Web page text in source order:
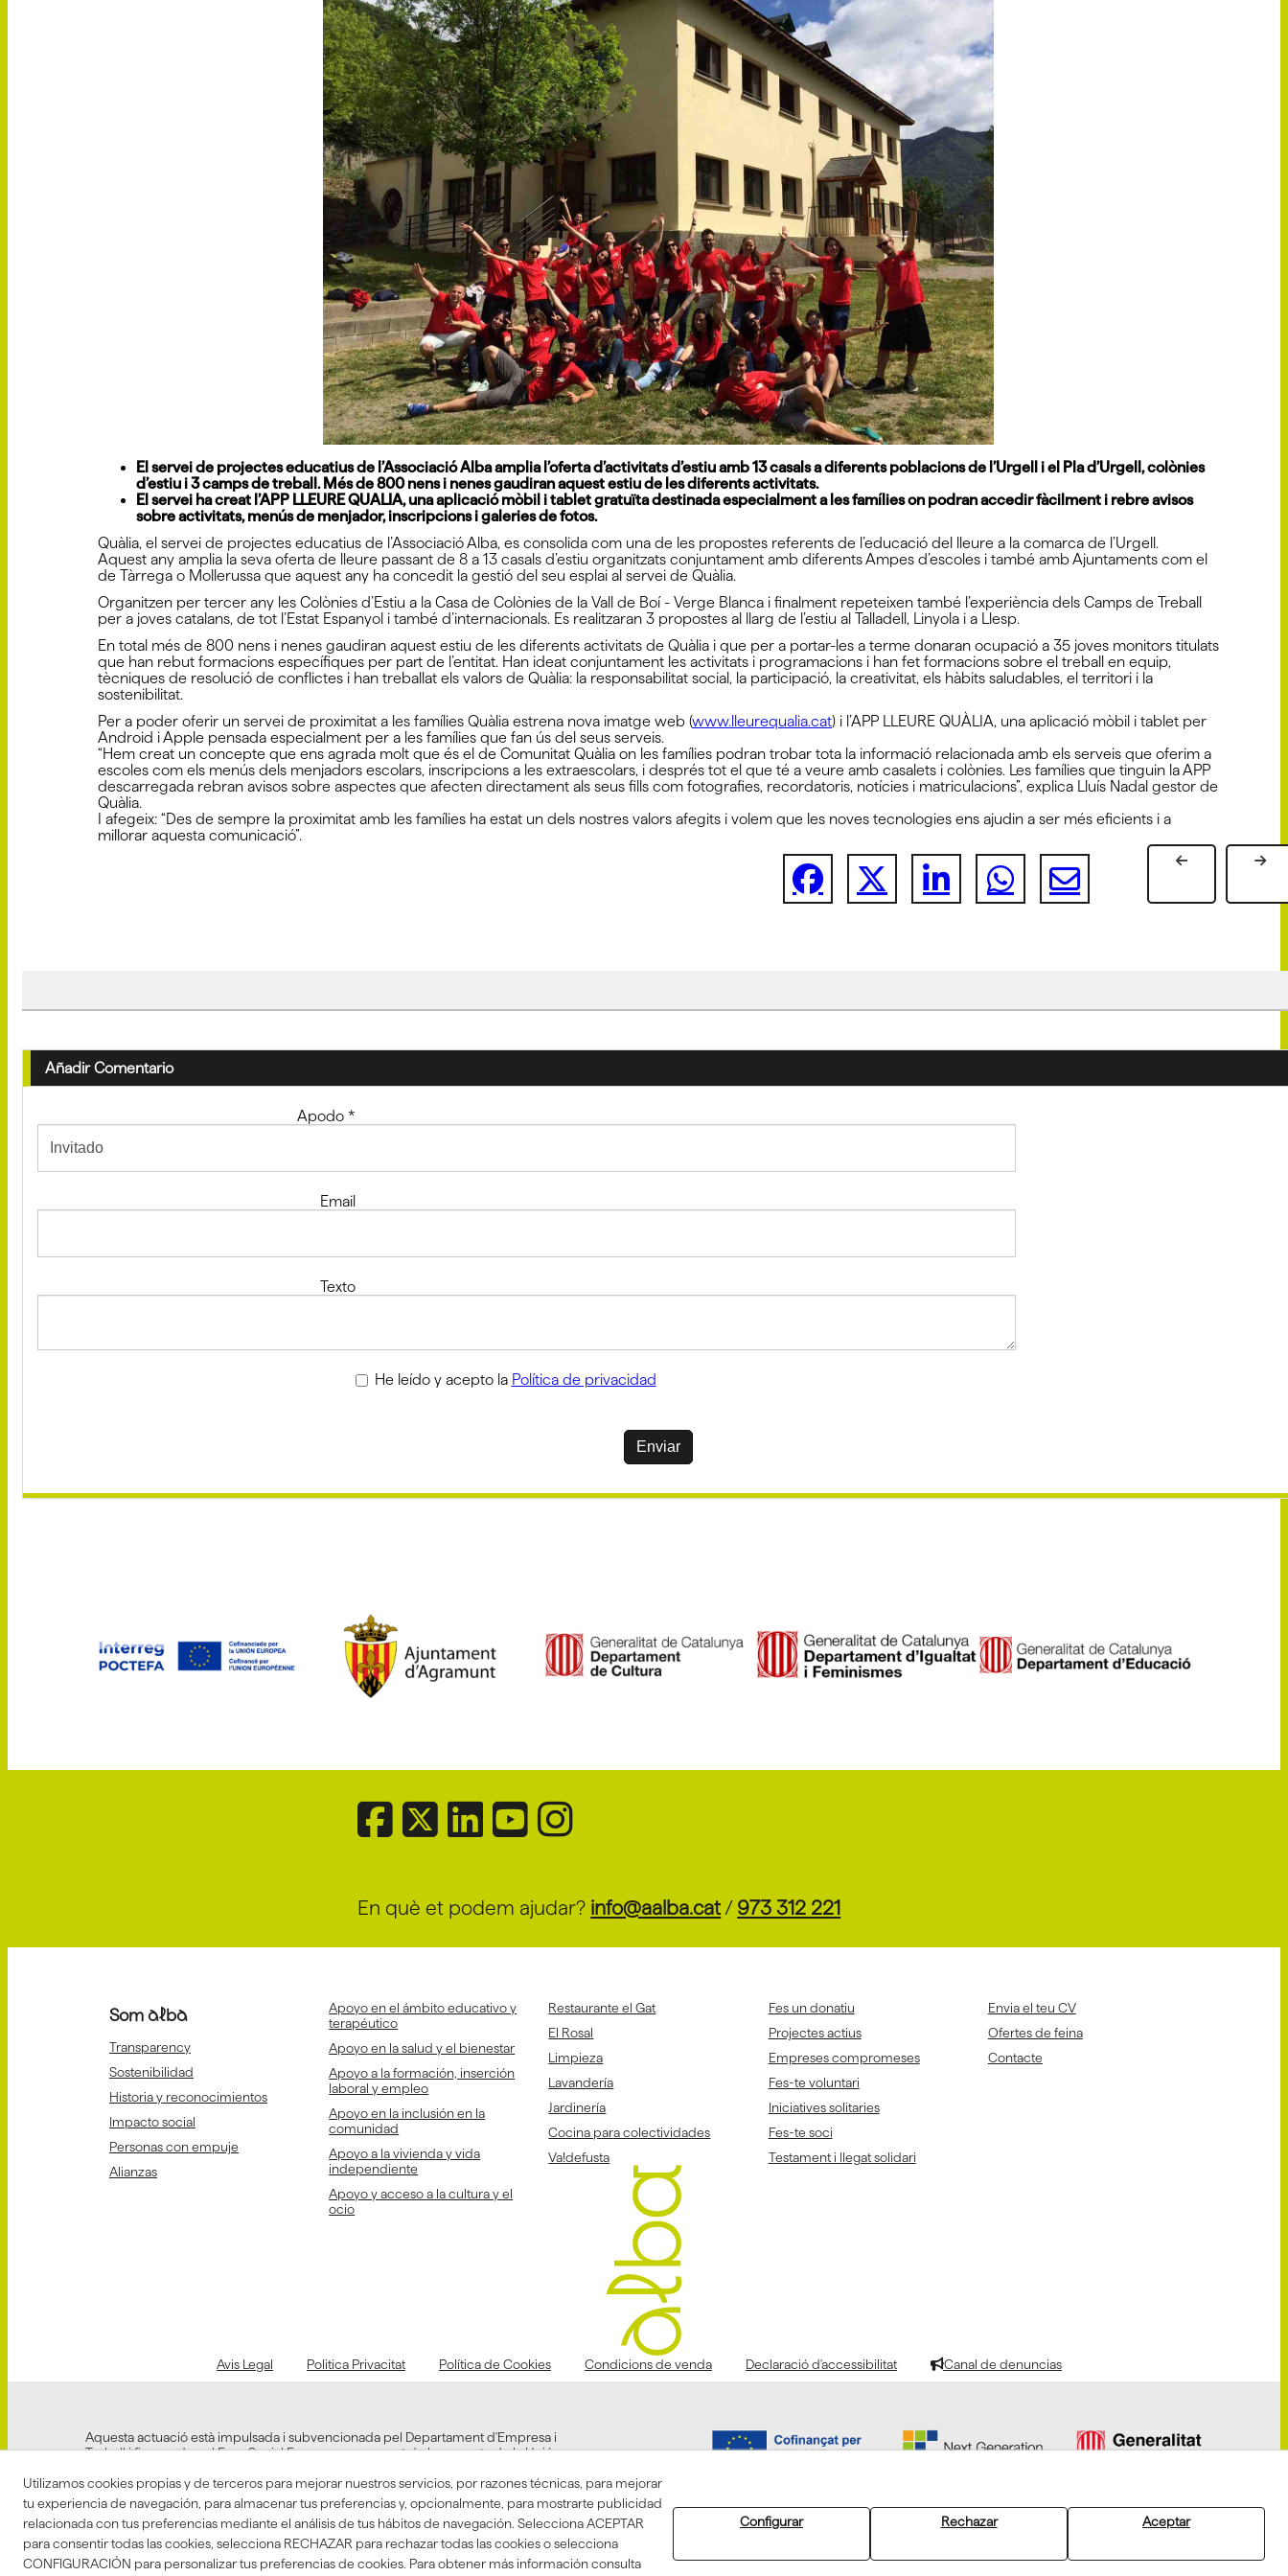
El servei de projectes educatius de l’Associació Alba amplia l’oferta d’activitats d’estiu amb 13 casals a diferents poblacions de l’Urgell i el Pla d’Urgell, colònies
d’estiu i 3 camps de treball. Més de 800 nens i nenes gaudiran aquest estiu de les diferents activitats.
El servei ha creat l’APP LLEURE QUALIA, una aplicació mòbil i tablet gratuïta destinada especialment a les famílies on podran accedir fàcilment i rebre avisos
sobre activitats, menús de menjador, inscripcions i galeries de fotos.
Quàlia, el servei de projectes educatius de l’Associació Alba, es consolida com una de les propostes referents de l’educació del lleure a la comarca de l’Urgell.
Aquest any amplia la seva oferta de lleure passant de 8 a 13 casals d’estiu organitzats conjuntament amb diferents Ampes d’escoles i també amb Ajuntaments com el
de Tàrrega o Mollerussa que aquest any ha concedit la gestió del seu esplai al servei de Quàlia.
Organitzen per tercer any les Colònies d’Estiu a la Casa de Colònies de la Vall de Boí - Verge Blanca i finalment repeteixen també l’experiència dels Camps de Treball
per a joves catalans, de tot l’Estat Espanyol i també d’internacionals. Es realitzaran 3 propostes al llarg de l’estiu al Talladell, Linyola i a Llesp.
En total més de 800 nens i nenes gaudiran aquest estiu de les diferents activitats de Quàlia i que per a portar-les a terme donaran ocupació a 35 joves monitors titulats
que han rebut formacions específiques per part de l’entitat. Han ideat conjuntament les activitats i programacions i han fet formacions sobre el treball en equip,
tècniques de resolució de conflictes i han treballat els valors de Quàlia: la responsabilitat social, la participació, la creativitat, els hàbits saludables, el territori i la
sostenibilitat.
Per a poder oferir un servei de proximitat a les famílies Quàlia estrena nova imatge web (www.lleurequalia.cat) i l’APP LLEURE QUÀLIA, una aplicació mòbil i tablet per
Android i Apple pensada especialment per a les famílies que fan ús del seus serveis.
“Hem creat un concepte que ens agrada molt que és el de Comunitat Quàlia on les famílies podran trobar tota la informació relacionada amb els serveis que oferim a
escoles com els menús dels menjadors escolars, inscripcions a les extraescolars, i després tot el que té a veure amb casalets i colònies. Les famílies que tinguin la APP
descarregada rebran avisos sobre aspectes que afecten directament als seus fills com fotografies, recordatoris, notícies i matriculacions”, explica Lluís Nadal gestor de
Quàlia.
I afegeix: “Des de sempre la proximitat amb les famílies ha estat un dels nostres valors afegits i volem que les noves tecnologies ens ajudin a ser més eficients i a
millorar aquesta comunicació”.
Añadir Comentario
Apodo *
Email
Texto
He leído y acepto la Política de privacidad
Enviar
En què et podem ajudar? info@aalba.cat / 973 312 221
Som alba
Transparency
Sostenibilidad
Historia y reconocimientos
Impacto social
Personas con empuje
Alianzas
Apoyo en el ámbito educativo y
terapéutico
Apoyo en la salud y el bienestar
Apoyo a la formación, inserción
laboral y empleo
Apoyo en la inclusión en la
comunidad
Apoyo a la vivienda y vida
independiente
Apoyo y acceso a la cultura y el
ocio
Restaurante el Gat
El Rosal
Limpieza
Lavandería
Jardinería
Cocina para colectividades
Va!defusta
Fes un donatiu
Projectes actius
Empreses compromeses
Fes-te voluntari
Iniciatives solitaries
Fes-te soci
Testament i llegat solidari
Envia el teu CV
Ofertes de feina
Contacte
Avis Legal Politica Privacitat Política de Cookies Condicions de venda Declaració d'accessibilitat Canal de denuncias
Aquesta actuació està impulsada i subvencionada pel Departament d'Empresa i
Treball i finançada pel Fons Social Europeu com a part de la resposta de la Unió
© 08/2026 ASSOCIACIÓ ALBA - Todos los derechos reservados.
Utilizamos cookies propias y de terceros para mejorar nuestros servicios, por razones técnicas, para mejorar
tu experiencia de navegación, para almacenar tus preferencias y, opcionalmente, para mostrarte publicidad
relacionada con tus preferencias mediante el análisis de tus hábitos de navegación. Selecciona ACEPTAR
para consentir todas las cookies, selecciona RECHAZAR para rechazar todas las cookies o selecciona
CONFIGURACIÓN para personalizar tus preferencias de cookies. Para obtener más información consulta
Configurar Rechazar Aceptar